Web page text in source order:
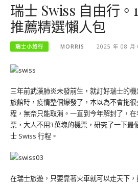
瑞士 Swiss 自由行
推薦精選懶人包
瑞士小旅行 MORRIS 2025 年 08 月
三年前武漢肺炎未發前生，就訂好瑞士的
旅館時，疫情整個爆發了，本以為不會拖
程，無奈只能取消。一直到今年解封了，
票，大人不用3萬塊的機票，研究了一下最
士 Swiss 行程。
在瑞士旅遊，只要靠著火車就可以走天下